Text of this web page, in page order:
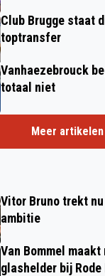
Club Brugge staat
toptransfer
Vanhaezebrouck
totaal niet
Meer artikelen
Vitor Bruno trekt
ambitie
Van Bommel
glashelder bij Rode